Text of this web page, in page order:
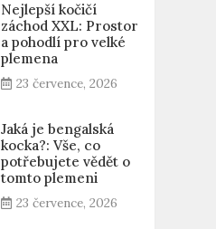
Nejlepší kočičí
záchod XXL: Prostor
a pohodlí pro velké
plemena
23 července, 2026
Jaká je bengalská
kocka?: Vše, co
potřebujete vědět o
tomto plemeni
23 července, 2026